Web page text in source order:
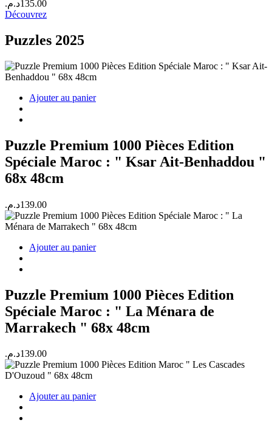
135.00د.م.
Découvrez
Puzzles 2025
Ajouter au panier
Puzzle Premium 1000 Pièces Edition
Spéciale Maroc : " Ksar Ait-Benhaddou "
68x 48cm
139.00د.م.
Ajouter au panier
Puzzle Premium 1000 Pièces Edition
Spéciale Maroc : " La Ménara de
Marrakech " 68x 48cm
139.00د.م.
Ajouter au panier